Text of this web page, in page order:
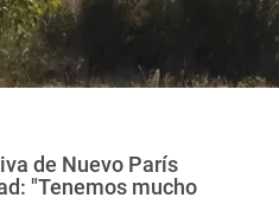
de Nuevo París
"Tenemos mucho